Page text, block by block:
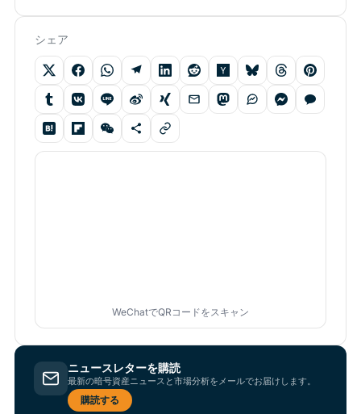
シェア
WeChatでQRコードをスキャン
ニュースレターを購読
最新の暗号資産ニュースと市場分析をメールでお届けします。
購読する